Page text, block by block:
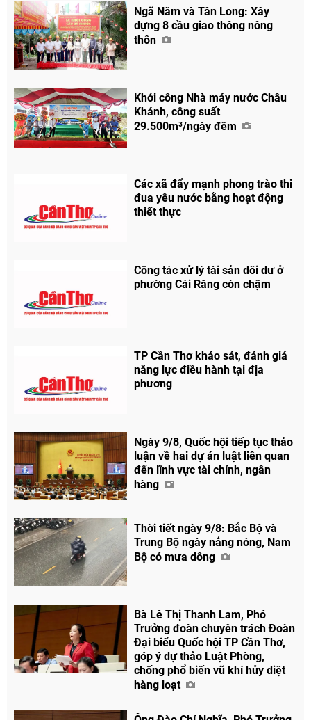
Facebook
Ngã Năm và Tân Long: Xây
dựng 8 cầu giao thông nông
thôn
Khởi công Nhà máy nước Châu
Khánh, công suất
29.500m³/ngày đêm
Các xã đẩy mạnh phong trào thi
đua yêu nước bằng hoạt động
thiết thực
Công tác xử lý tài sản dôi dư ở
phường Cái Răng còn chậm
TP Cần Thơ khảo sát, đánh giá
năng lực điều hành tại địa
phương
Ngày 9/8, Quốc hội tiếp tục thảo
luận về hai dự án luật liên quan
đến lĩnh vực tài chính, ngân
hàng
Thời tiết ngày 9/8: Bắc Bộ và
Trung Bộ ngày nắng nóng, Nam
Bộ có mưa dông
Bà Lê Thị Thanh Lam, Phó
Trưởng đoàn chuyên trách Đoàn
Đại biểu Quốc hội TP Cần Thơ,
góp ý dự thảo Luật Phòng,
chống phổ biến vũ khí hủy diệt
hàng loạt